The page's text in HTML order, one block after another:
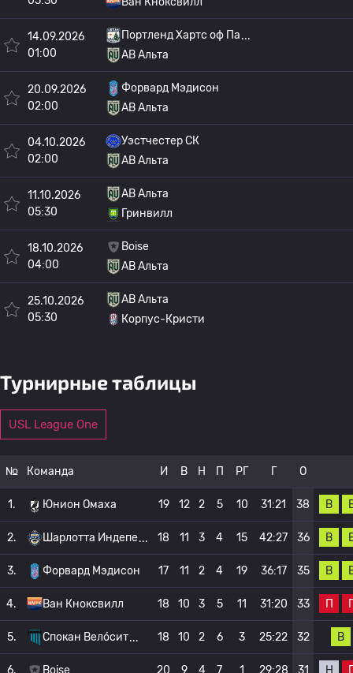
14.09.2026
01:00
Портленд Хартс оф Па
АВ Альта
20.09.2026
02:00
Форвард Мэдисон
АВ Альта
04.10.2026
02:00
Уэстчестер СК
АВ Альта
11.10.2026
05:30
АВ Альта
Гринвилл
18.10.2026
04:00
Boise
АВ Альта
25.10.2026
05:30
АВ Альта
Корпус-Кристи
Турнирные таблицы
USL League One
№ Команда И В Н П РГ Г О
1. Юнион Омаха 19 12 2 5 10 31:21 38 В
2. Шарлотта Индепе 18 11 3 4 15 42:27 36 В
3. Форвард Мэдисон 17 11 2 4 19 36:17 35 В
4. Ван Кноксвилл 18 10 3 5 11 31:20 33 П
5. Спокан Вело́сит 18 10 2 6 3 25:22 32 В
6. Boise 20 9 4 7 1 29:28 31 Н